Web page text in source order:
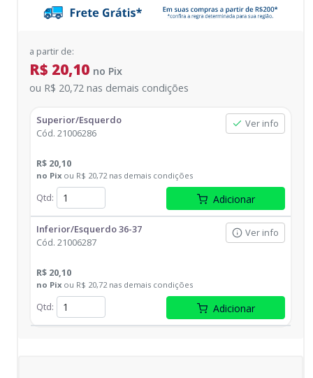
a partir de:
R$ 20,10 no Pix
ou R$ 20,72 nas demais condições
Superior/Esquerdo
Cód. 21006286
Ver info
R$ 20,10
no Pix ou R$ 20,72nas demais condições
Qtd: Adicionar
Inferior/Esquerdo 36-37
Cód. 21006287
Ver info
R$ 20,10
no Pix ou R$ 20,72 nas demais condições
Qtd: Adicionar